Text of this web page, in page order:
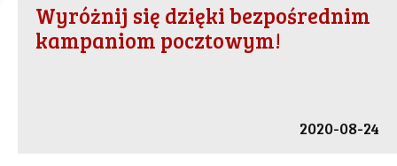
Wyróżnij się dzięki bezpośrednim
kampaniom pocztowym!
2020-08-24